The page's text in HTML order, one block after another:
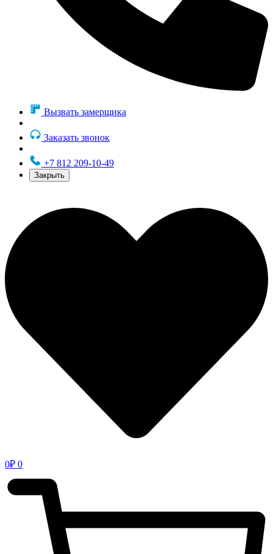
Вызвать замерщика
Заказать звонок
+7 812 209-10-49
Закрыть
0₽ 0